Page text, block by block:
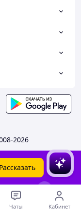
2026
Рассказать
Чаты Кабинет